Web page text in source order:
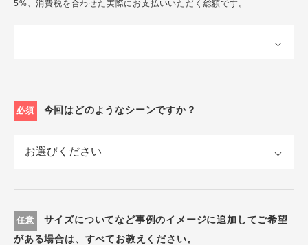
5%、消費税を合わせた実際にお支払いいただく総額です。
必須 今回はどのようなシーンですか？
任意
サイズについてなど事例のイメージに追加してご希望
がある場合は、すべてお教えください。